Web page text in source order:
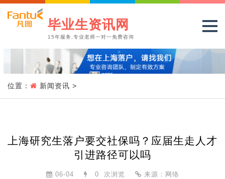
毕业生资讯网
15年服务,专业老师一对一免费咨询
位置： 新闻资讯 >
上海研究生落户要交社保吗？应届生走人才
引进路径可以吗
06-04 0 次浏览 来源：网络